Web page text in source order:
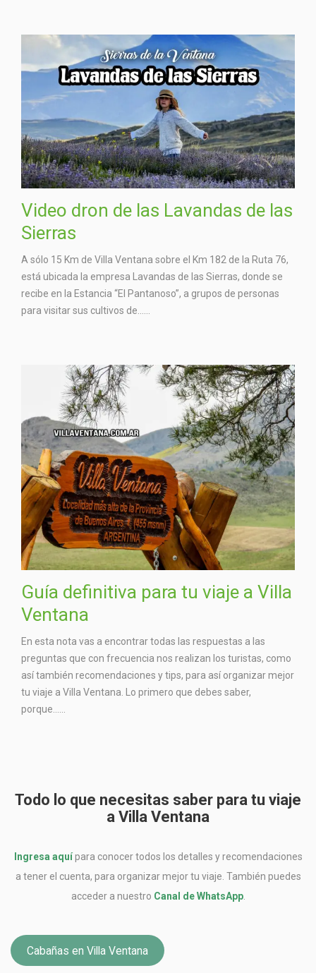
Video dron de las Lavandas de las
Sierras
A sólo 15 Km de Villa Ventana sobre el Km 182 de la Ruta 76,
está ubicada la empresa Lavandas de las Sierras, donde se
recibe en la Estancia “El Pantanoso”, a grupos de personas
para visitar sus cultivos de…...
Guía definitiva para tu viaje a Villa
Ventana
En esta nota vas a encontrar todas las respuestas a las
preguntas que con frecuencia nos realizan los turistas, como
así también recomendaciones y tips, para así organizar mejor
tu viaje a Villa Ventana. Lo primero que debes saber,
porque…...
Todo lo que necesitas saber para tu viaje
a Villa Ventana
Ingresa aquípara conocer todos los detalles y recomendaciones
a tener el cuenta, para organizar mejor tu viaje. También puedes
acceder a nuestro Canal de WhatsApp.
Cabañas en Villa Ventana